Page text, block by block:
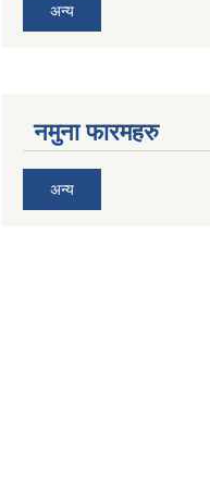
अन्य
नमुना फारमहरु
अन्य